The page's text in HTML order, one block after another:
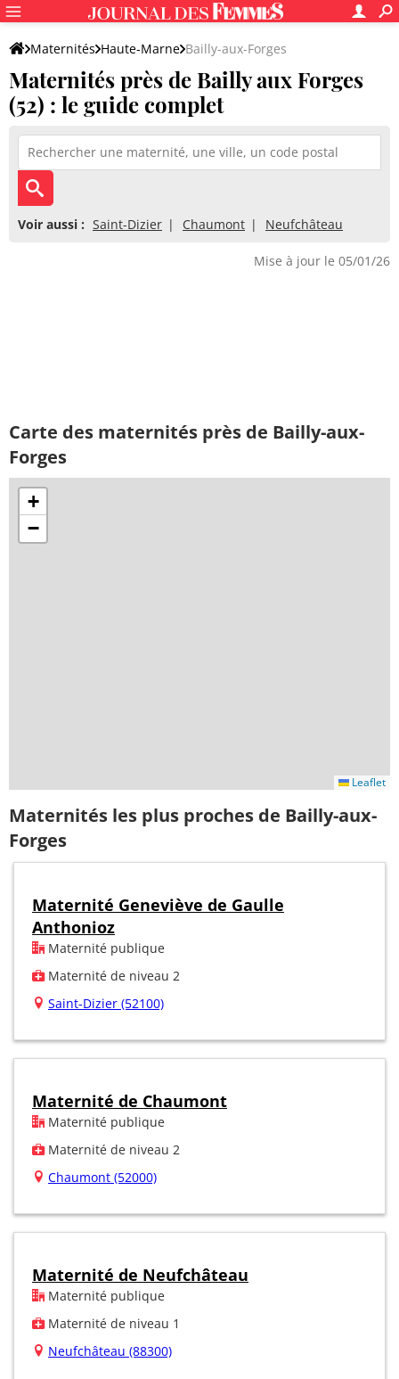
Maternités Haute-Marne Bailly-aux-Forges
Maternités près de Bailly aux Forges
(52) : le guide complet
Voir aussi : Saint-Dizier Chaumont Neufchâteau
Mise à jour le 05/01/26
Carte des maternités près de Bailly-aux-
Forges
+
−
Leaflet
Maternités les plus proches de Bailly-aux-
Forges
Maternité Geneviève de Gaulle
Anthonioz
Maternité publique
Maternité de niveau 2
Saint-Dizier (52100)
Maternité de Chaumont
Maternité publique
Maternité de niveau 2
Chaumont (52000)
Maternité de Neufchâteau
Maternité publique
Maternité de niveau 1
Neufchâteau (88300)